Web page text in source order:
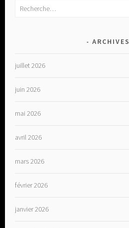
Rechercher :
ARCHIVES
juillet 2026
juin 2026
mai 2026
avril 2026
mars 2026
février 2026
janvier 2026